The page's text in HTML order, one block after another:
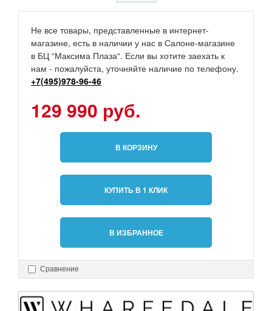
Не все товары, представленные в интернет-
магазине, есть в наличии у нас в Салоне-магазине
в БЦ “Максима Плаза“. Если вы хотите заехать к
нам - пожалуйста, уточняйте наличие по телефону.
+7(495)978-96-46
129 990 руб.
В КОРЗИНУ
КУПИТЬ В 1 КЛИК
В ИЗБРАННОЕ
Сравнение